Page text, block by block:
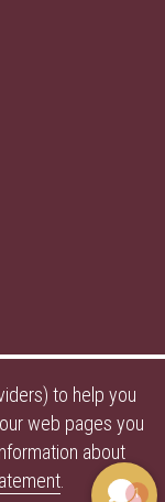
to help you
web pages you
about
. 1